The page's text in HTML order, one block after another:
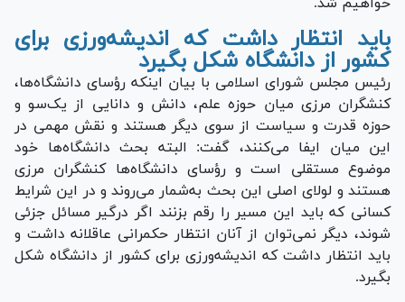
باید انتظار داشت که اندیشه‌ورزی برای
کشور از دانشگاه شکل بگیرد
رئیس مجلس شورای اسلامی با بیان اینکه رؤسای دانشگاه‌ها،
کنشگران مرزی میان حوزه علم، دانش و دانایی از یک‌سو و
حوزه قدرت و سیاست از سوی دیگر هستند و نقش مهمی در
این میان ایفا می‌کنند، گفت: البته بحث دانشگاه‌ها خود
موضوع مستقلی است و رؤسای دانشگاه‌ها کنشگران مرزی
هستند و لولای اصلی این بحث به‌شمار می‌روند و در این شرایط
کسانی که باید این مسیر را رقم بزنند اگر درگیر مسائل جزئی
شوند، دیگر نمی‌توان از آنان انتظار حکمرانی عاقلانه داشت و
باید انتظار داشت که اندیشه‌ورزی برای کشور از دانشگاه شکل
بگیرد.